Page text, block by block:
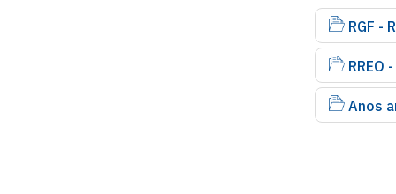
RGF -
RREO
Anos